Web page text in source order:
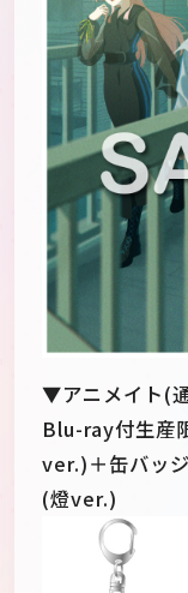
▼アニメイト(
Blu-ray付生産
ver.)＋缶バッ
(燈ver.)